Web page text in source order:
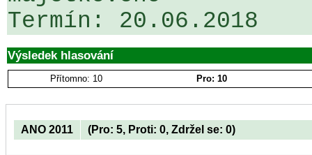
Výsledek hlasování
Přítomno: 10 Pro: 10
ANO 2011 (Pro: 5, Proti: 0, Zdržel se: 0)